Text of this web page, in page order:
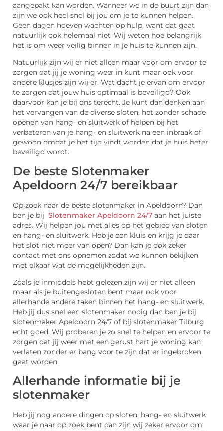
aangepakt kan worden. Wanneer we in de buurt zijn dan
zijn we ook heel snel bij jou om je te kunnen helpen.
Geen dagen hoeven wachten op hulp, want dat gaat
natuurlijk ook helemaal niet. Wij weten hoe belangrijk
het is om weer veilig binnen in je huis te kunnen zijn.
Natuurlijk zijn wij er niet alleen maar voor om ervoor te
zorgen dat jij je woning weer in kunt maar ook voor
andere klusjes zijn wij er. Wat dacht je ervan om ervoor
te zorgen dat jouw huis optimaal is beveiligd? Ook
daarvoor kan je bij ons terecht. Je kunt dan denken aan
het vervangen van de diverse sloten, het zonder schade
openen van hang- en sluitwerk of helpen bij het
verbeteren van je hang- en sluitwerk na een inbraak of
gewoon omdat je het tijd vindt worden dat je huis beter
beveiligd wordt.
De beste Slotenmaker
Apeldoorn 24/7 bereikbaar
Op zoek naar de beste slotenmaker in Apeldoorn? Dan
ben je bij Slotenmaker Apeldoorn 24/7 aan het juiste
adres. Wij helpen jou met alles op het gebied van sloten
en hang- en sluitwerk. Heb je een kluis en krijg je daar
het slot niet meer van open? Dan kan je ook zeker
contact met ons opnemen zodat we kunnen bekijken
met elkaar wat de mogelijkheden zijn.
Zoals je inmiddels hebt gelezen zijn wij er niet alleen
maar als je buitengesloten bent maar ook voor
allerhande andere taken binnen het hang- en sluitwerk.
Heb jij dus snel een slotenmaker nodig dan ben je bij
slotenmaker Apeldoorn 24/7 of bij slotenmaker Tilburg
echt goed. Wij proberen je zo snel te helpen en ervoor te
zorgen dat jij weer met een gerust hart je woning kan
verlaten zonder er bang voor te zijn dat er ingebroken
gaat worden.
Allerhande informatie bij je
slotenmaker
Heb jij nog andere dingen op sloten, hang- en sluitwerk
waar je naar op zoek bent dan zijn wij zeker ervoor om